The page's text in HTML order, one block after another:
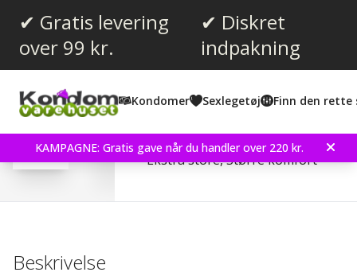
✔ Gratis levering
over 99 kr.
✔ Diskret
indpakning
Kondomer Sexlegetøj Finn den rette
KAMPAGNE: Gratis gave når du handler over 220 kr.
Anmeldelser (1)
Ritex XXL 16 stk
Ekstra store, Større komfort
Beskrivelse